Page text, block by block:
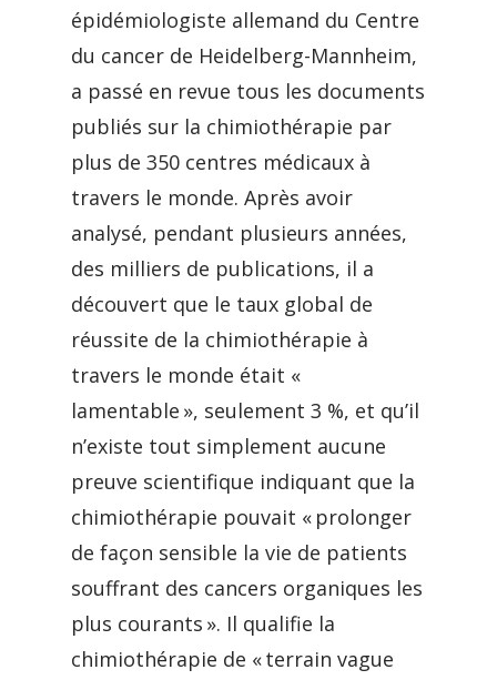
épidémiologiste allemand du Centre
du cancer de Heidelberg-Mannheim,
a passé en revue tous les documents
publiés sur la chimiothérapie par
plus de 350 centres médicaux à
travers le monde. Après avoir
analysé, pendant plusieurs années,
des milliers de publications, il a
découvert que le taux global de
réussite de la chimiothérapie à
travers le monde était «
lamentable », seulement 3 %, et qu’il
n’existe tout simplement aucune
preuve scientifique indiquant que la
chimiothérapie pouvait « prolonger
de façon sensible la vie de patients
souffrant des cancers organiques les
plus courants ». Il qualifie la
chimiothérapie de « terrain vague